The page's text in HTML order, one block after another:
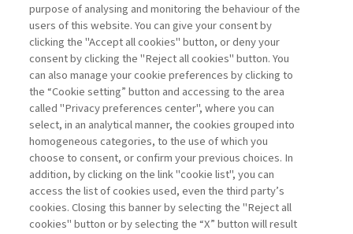
La consultazione dei libri è riservata esclusivamente
agli abbonati Premium
Legenda: Accedi Per registrati Per abbonati
purpose of analysing and monitoring the behaviour of the
users of this website. You can give your consent by
clicking the "Accept all cookies" button, or deny your
consent by clicking the "Reject all cookies" button. You
can also manage your cookie preferences by clicking to
the “Cookie setting” button and accessing to the area
called "Privacy preferences center", where you can
select, in an analytical manner, the cookies grouped into
homogeneous categories, to the use of which you
choose to consent, or confirm your previous choices. In
addition, by clicking on the link "cookie list", you can
access the list of cookies used, even the third party’s
cookies. Closing this banner by selecting the "Reject all
cookies" button or by selecting the “X” button will result